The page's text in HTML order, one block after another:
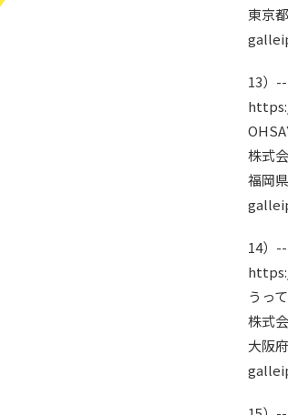
東京
13）
株式
福岡
14）
うっ
株式
大阪